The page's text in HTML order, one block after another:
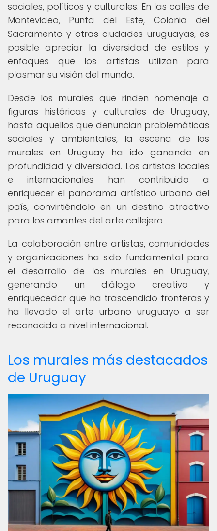
sociales, políticos y culturales. En las calles de
Montevideo, Punta del Este, Colonia del
Sacramento y otras ciudades uruguayas, es
posible apreciar la diversidad de estilos y
enfoques que los artistas utilizan para
plasmar su visión del mundo.
Desde los murales que rinden homenaje a
figuras históricas y culturales de Uruguay,
hasta aquellos que denuncian problemáticas
sociales y ambientales, la escena de los
murales en Uruguay ha ido ganando en
profundidad y diversidad. Los artistas locales
e internacionales han contribuido a
enriquecer el panorama artístico urbano del
país, convirtiéndolo en un destino atractivo
para los amantes del arte callejero.
La colaboración entre artistas, comunidades
y organizaciones ha sido fundamental para
el desarrollo de los murales en Uruguay,
generando un diálogo creativo y
enriquecedor que ha trascendido fronteras y
ha llevado el arte urbano uruguayo a ser
reconocido a nivel internacional.
Los murales más destacados
de Uruguay